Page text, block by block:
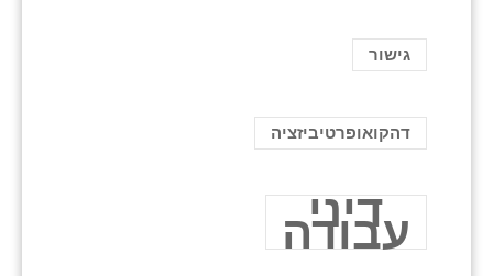
גישור
דהקואופרטיביזציה
דיני
עבודה